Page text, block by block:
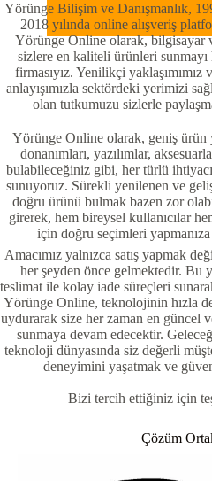
Yörünge Bilişim ve Danışmanlık,
2018 yılında online alışveriş
Yörünge Online olarak, bilgisayar
sizlere en kaliteli ürünleri
firmasıyız. Yenilikçi yaklaşımımız
anlayışımızla sektördeki yerimizi
olan tutkumuzu sizlerle
Yörünge Online olarak, geniş ürün
donanımları, yazılımlar,
bulabileceğiniz gibi, her türlü
sunuyoruz. Sürekli yenilenen ve
doğru ürünü bulmak bazen zor
girerek, hem bireysel kullanıcılar
için doğru seçimleri
Amacımız yalnızca satış yapmak
her şeyden önce gelmektedir. Bu
teslimat ile kolay iade süreçleri
Yörünge Online, teknolojinin hızla
uydurarak size her zaman en güncel
sunmaya devam edecektir.
teknoloji dünyasında siz değerli
deneyimini yaşatmak ve
Bizi tercih ettiğiniz için
Çözüm